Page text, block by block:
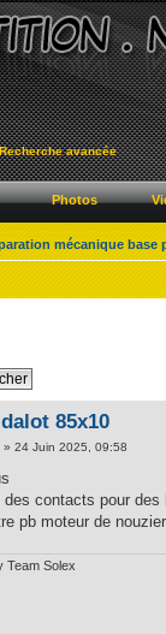
Recherche avancée
Photos
mécanique base
85x10
» 24 Juin 2025, 09:58
contacts pour des
pb moteur de
Team Solex